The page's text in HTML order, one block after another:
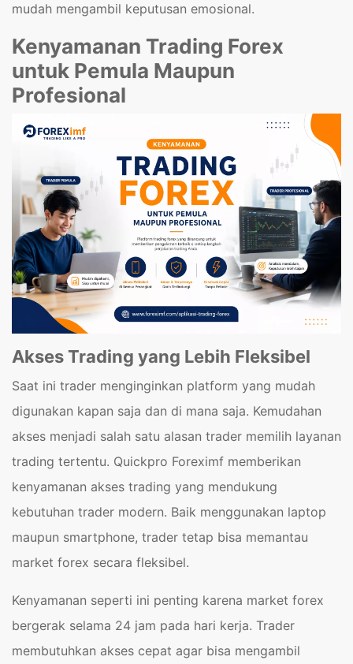
mudah mengambil keputusan emosional.
Kenyamanan Trading Forex
untuk Pemula Maupun
Profesional
Akses Trading yang Lebih Fleksibel
Saat ini trader menginginkan platform yang mudah
digunakan kapan saja dan di mana saja. Kemudahan
akses menjadi salah satu alasan trader memilih layanan
trading tertentu. Quickpro Foreximf memberikan
kenyamanan akses trading yang mendukung
kebutuhan trader modern. Baik menggunakan laptop
maupun smartphone, trader tetap bisa memantau
market forex secara fleksibel.
Kenyamanan seperti ini penting karena market forex
bergerak selama 24 jam pada hari kerja. Trader
membutuhkan akses cepat agar bisa mengambil